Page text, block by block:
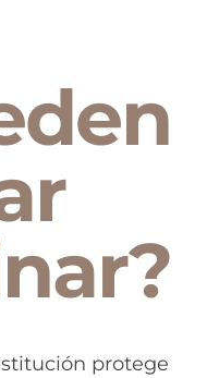
protege